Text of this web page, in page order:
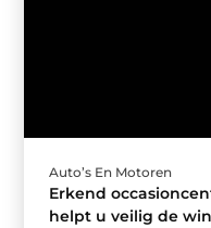
Auto’s En Motoren
Erkend
helpt u veilig de